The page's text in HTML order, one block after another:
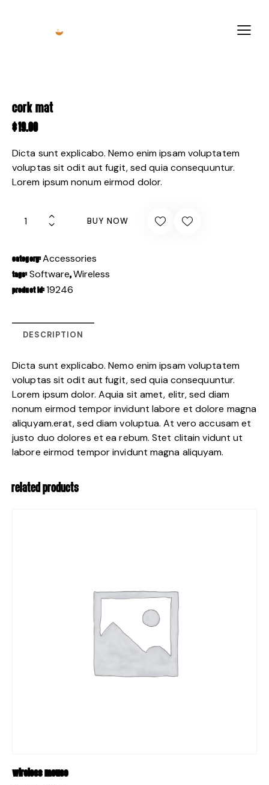
CORK MAT
$19.00
Dicta sunt explicabo. Nemo enim ipsam voluptatem
voluptas sit odit aut fugit, sed quia consequuntur.
Lorem ipsum nonum eirmod dolor.
BUY NOW
CATEGORY:Accessories
TAGS: Software,Wireless
PRODUCT ID:19246
DESCRIPTION
Dicta sunt explicabo. Nemo enim ipsam voluptatem
voluptas sit odit aut fugit, sed quia consequuntur.
Lorem ipsum dolor. Aquia sit amet, elitr, sed diam
nonum eirmod tempor invidunt labore et dolore magna
aliquyam.erat, sed diam voluptua. At vero accusam et
justo duo dolores et ea rebum. Stet clitain vidunt ut
labore eirmod tempor invidunt magna aliquyam.
RELATED PRODUCTS
WIRELESS MOUSE